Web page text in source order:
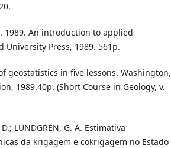
1989. An introduction to applied
University Press, 1989. 561p.
geostatistics in five lessons. Washington,
1989.40p. (Short Course in Geology, v.
LUNDGREN, G. A. Estimativa
da krigagem e cokrigagem no Estado